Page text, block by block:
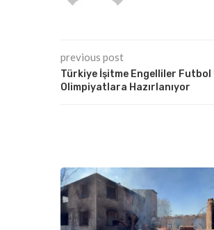
previous post
Türkiye İşitme Engelliler Futbol
Olimpiyatlara Hazırlanıyor